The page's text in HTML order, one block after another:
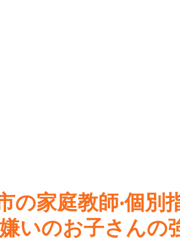
の家庭教師‧個別
いのお⼦さんの